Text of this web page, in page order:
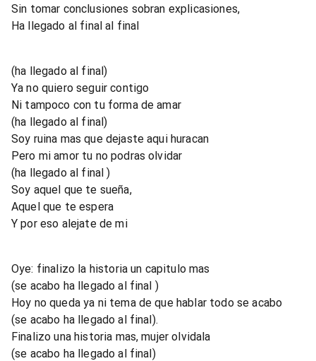
Sin tomar conclusiones sobran explicasiones,
Ha llegado al final al final
(ha llegado al final)
Ya no quiero seguir contigo
Ni tampoco con tu forma de amar
(ha llegado al final)
Soy ruina mas que dejaste aqui huracan
Pero mi amor tu no podras olvidar
(ha llegado al final )
Soy aquel que te sueña,
Aquel que te espera
Y por eso alejate de mi
Oye: finalizo la historia un capitulo mas
(se acabo ha llegado al final )
Hoy no queda ya ni tema de que hablar todo se acabo
(se acabo ha llegado al final).
Finalizo una historia mas, mujer olvidala
(se acabo ha llegado al final)